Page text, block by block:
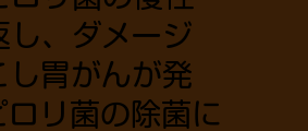
し、ダメージ
し胃がんが発
リ菌の除菌に